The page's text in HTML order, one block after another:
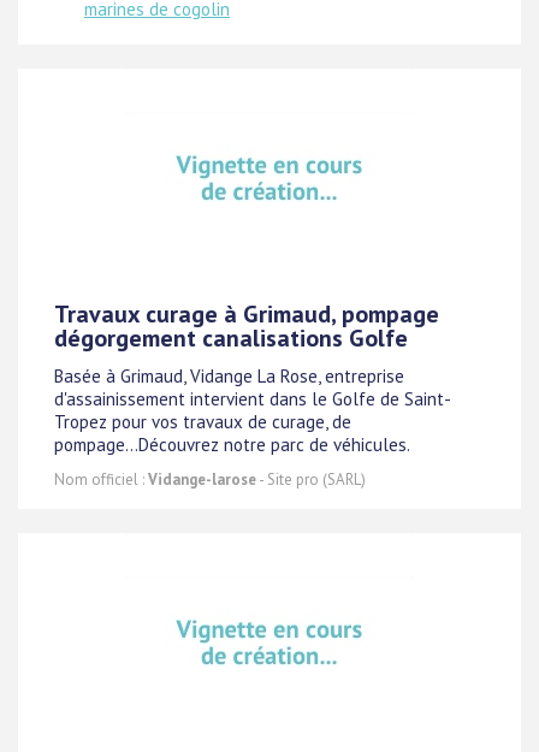
marines de cogolin
Travaux curage à Grimaud, pompage
dégorgement canalisations Golfe
Basée à Grimaud, Vidange La Rose, entreprise
d'assainissement intervient dans le Golfe de Saint-
Tropez pour vos travaux de curage, de
pompage...Découvrez notre parc de véhicules.
Nom officiel :Vidange-larose- Site pro (SARL)